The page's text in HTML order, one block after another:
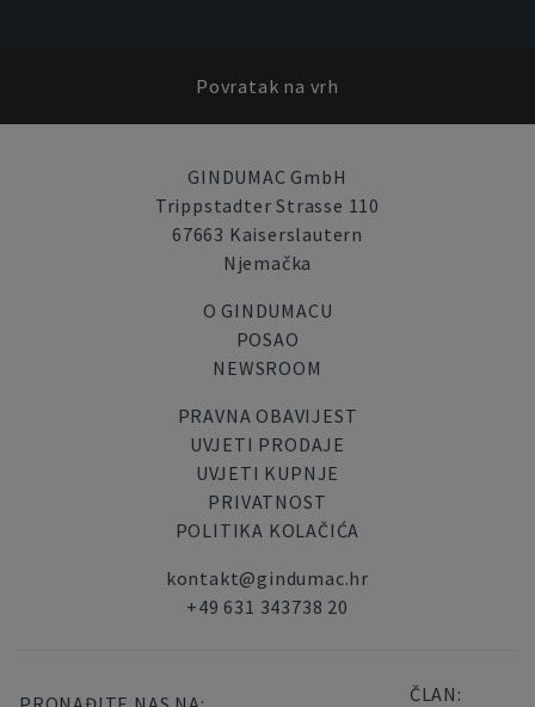
Povratak na vrh
GINDUMAC GmbH
Trippstadter Strasse 110
67663 Kaiserslautern
Njemačka
O GINDUMACU
POSAO
NEWSROOM
PRAVNA OBAVIJEST
UVJETI PRODAJE
UVJETI KUPNJE
PRIVATNOST
POLITIKA KOLAČIĆA
kontakt@gindumac.hr
+49 631 343738 20
ČLAN: